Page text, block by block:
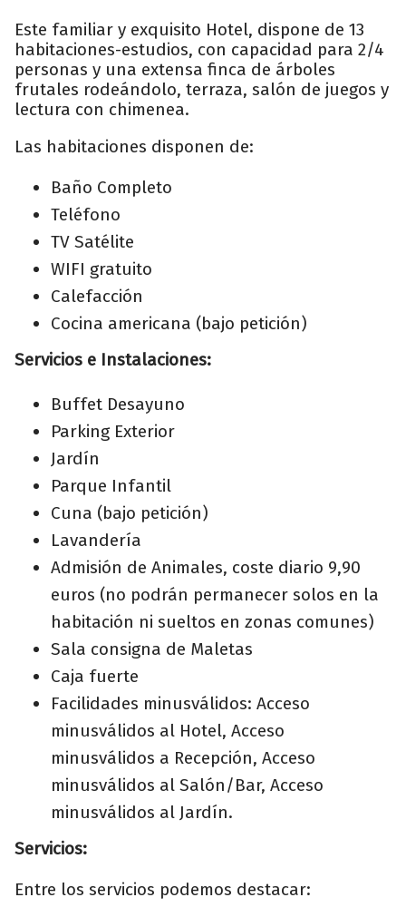
Este familiar y exquisito Hotel, dispone de 13
habitaciones-estudios, con capacidad para 2/4
personas y una extensa finca de árboles
frutales rodeándolo, terraza, salón de juegos y
lectura con chimenea.
Las habitaciones disponen de:
Baño Completo
Teléfono
TV Satélite
WIFI gratuito
Calefacción
Cocina americana (bajo petición)
Servicios e Instalaciones:
Buffet Desayuno
Parking Exterior
Jardín
Parque Infantil
Cuna (bajo petición)
Lavandería
Admisión de Animales, coste diario 9,90
euros (no podrán permanecer solos en la
habitación ni sueltos en zonas comunes)
Sala consigna de Maletas
Caja fuerte
Facilidades minusválidos: Acceso
minusválidos al Hotel, Acceso
minusválidos a Recepción, Acceso
minusválidos al Salón/Bar, Acceso
minusválidos al Jardín.
Servicios:
Entre los servicios podemos destacar: